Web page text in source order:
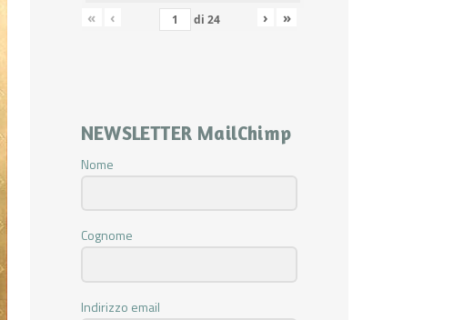
« ‹ di 24 › »
NEWSLETTER MailChimp
Nome
Cognome
Indirizzo email